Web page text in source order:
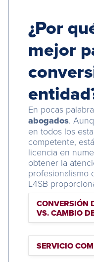
¿Por
mejor
En pocas
abogados.
en todos los
competente,
licencia en
obtener la
profesionalismo
L4SB
CONVERSIÓN
VS. CAMBIO
SERVICIO